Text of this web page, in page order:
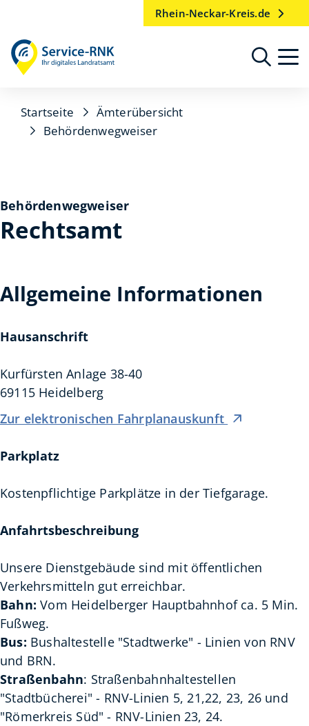
Rhein-Neckar-Kreis.de
Startseite
Ämterübersicht
Behördenwegweiser
Behördenwegweiser
Rechtsamt
Allgemeine Informationen
Hausanschrift
Kurfürsten Anlage 38-40
69115 Heidelberg
Zur elektronischen Fahrplanauskunft
Parkplatz
Kostenpflichtige Parkplätze in der Tiefgarage.
Anfahrtsbeschreibung
Unsere Dienstgebäude sind mit öffentlichen
Verkehrsmitteln gut erreichbar.
Bahn: Vom Heidelberger Hauptbahnhof ca. 5 Min.
Fußweg.
Bus: Bushaltestelle "Stadtwerke" - Linien von RNV
und BRN.
Straßenbahn: Straßenbahnhaltestellen
"Stadtbücherei" - RNV-Linien 5, 21,22, 23, 26 und
"Römerkreis Süd" - RNV-Linien 23, 24.